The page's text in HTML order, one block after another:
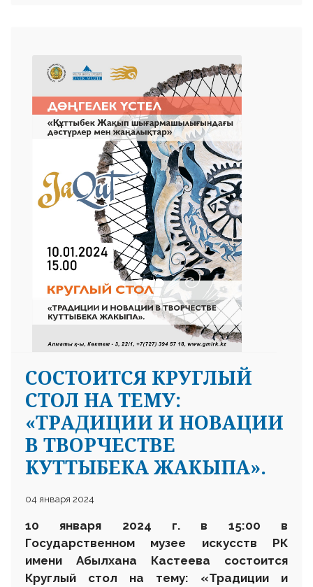
СОСТОИТСЯ КРУГЛЫЙ
СТОЛ НА ТЕМУ:
«ТРАДИЦИИ И НОВАЦИИ
В ТВОРЧЕСТВЕ
КУТТЫБЕКА ЖАКЫПА».
04 января 2024
10 января 2024 г. в 15:00 в
Государственном музее искусств РК
имени Абылхана Кастеева состоится
Круглый стол на тему: «Традиции и